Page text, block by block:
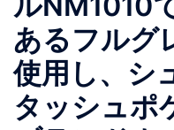
あるフルグ
使用し、シ
タッシュポ